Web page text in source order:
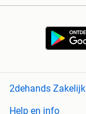
2dehands Zakelijk
Help en info